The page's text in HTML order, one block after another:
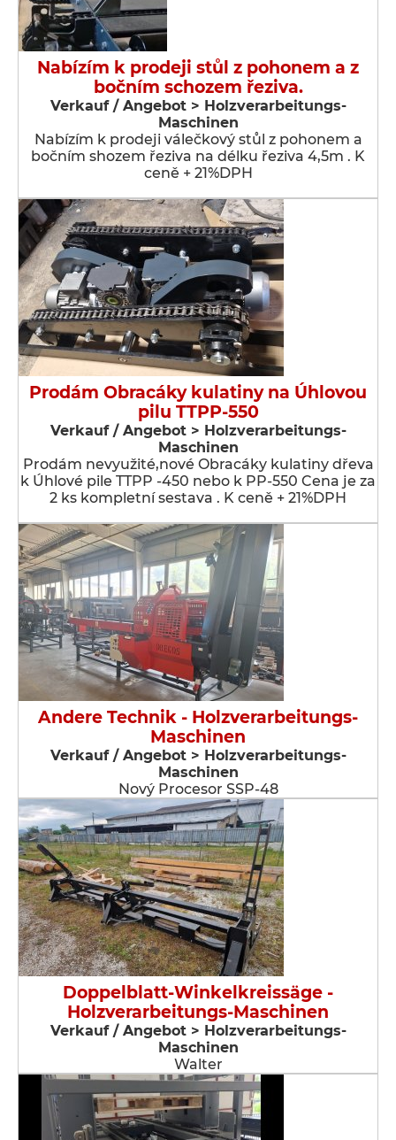
Nabízím k prodeji stůl z pohonem a z
bočním schozem řeziva.
Verkauf / Angebot > Holzverarbeitungs-
Maschinen
Nabízím k prodeji válečkový stůl z pohonem a
bočním shozem řeziva na délku řeziva 4,5m . K
ceně + 21%DPH
Prodám Obracáky kulatiny na Úhlovou
pilu TTPP-550
Verkauf / Angebot > Holzverarbeitungs-
Maschinen
Prodám nevyužité,nové Obracáky kulatiny dřeva
k Úhlové pile TTPP -450 nebo k PP-550 Cena je za
2 ks kompletní sestava . K ceně + 21%DPH
Andere Technik - Holzverarbeitungs-
Maschinen
Verkauf / Angebot > Holzverarbeitungs-
Maschinen
Nový Procesor SSP-48
Doppelblatt-Winkelkreissäge -
Holzverarbeitungs-Maschinen
Verkauf / Angebot > Holzverarbeitungs-
Maschinen
Walter